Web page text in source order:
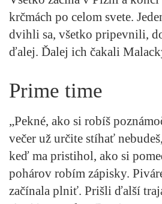
krčmách po celom svete.
dvihli sa, všetko pripevnili,
ďalej. Ďalej ich čakali
Prime time
„Pekné, ako si robíš
večer už určite stíhať
keď ma pristihol, ako si
pohárov robím zápisky.
začínala plniť. Prišli ďalší